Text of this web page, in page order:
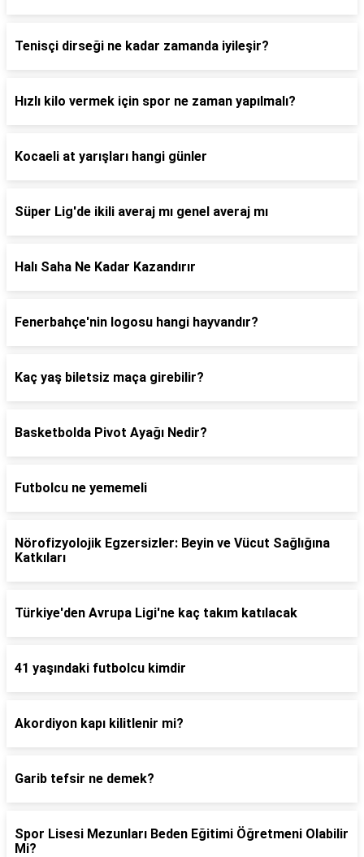
Tenisçi dirseği ne kadar zamanda iyileşir?
Hızlı kilo vermek için spor ne zaman yapılmalı?
Kocaeli at yarışları hangi günler
Süper Lig'de ikili averaj mı genel averaj mı
Halı Saha Ne Kadar Kazandırır
Fenerbahçe'nin logosu hangi hayvandır?
Kaç yaş biletsiz maça girebilir?
Basketbolda Pivot Ayağı Nedir?
Futbolcu ne yememeli
Nörofizyolojik Egzersizler: Beyin ve Vücut Sağlığına
Katkıları
Türkiye'den Avrupa Ligi'ne kaç takım katılacak
41 yaşındaki futbolcu kimdir
Akordiyon kapı kilitlenir mi?
Garib tefsir ne demek?
Spor Lisesi Mezunları Beden Eğitimi Öğretmeni Olabilir
Mi?